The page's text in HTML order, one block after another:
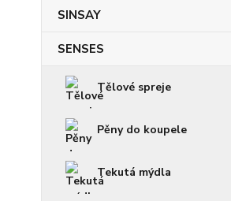
SINSAY
SENSES
Tělové spreje
Pěny do koupele
Tekutá mýdla